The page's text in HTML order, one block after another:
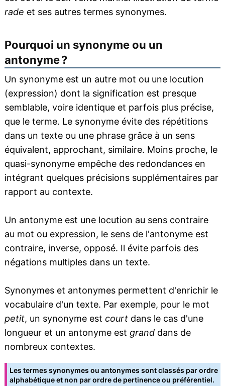
rade et ses autres termes synonymes.
Pourquoi un synonyme ou un
antonyme ?
Un synonyme est un autre mot ou une locution
(expression) dont la signification est presque
semblable, voire identique et parfois plus précise,
que le terme. Le synonyme évite des répétitions
dans un texte ou une phrase grâce à un sens
équivalent, approchant, similaire. Moins proche, le
quasi-synonyme empêche des redondances en
intégrant quelques précisions supplémentaires par
rapport au contexte.
Un antonyme est une locution au sens contraire
au mot ou expression, le sens de l'antonyme est
contraire, inverse, opposé. Il évite parfois des
négations multiples dans un texte.
Synonymes et antonymes permettent d'enrichir le
vocabulaire d'un texte. Par exemple, pour le mot
petit, un synonyme est courtdans le cas d'une
longueur et un antonyme est granddans de
nombreux contextes.
Les termes synonymes ou antonymes sont classés par ordre
alphabétique et non par ordre de pertinence ou préférentiel.